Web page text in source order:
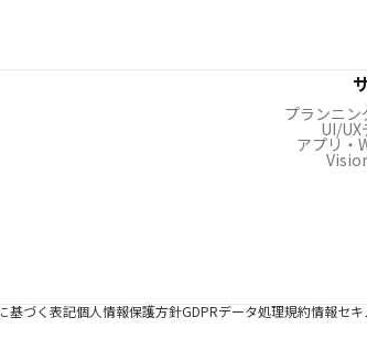
プランニン
UI/UX
アプリ・
基づく表記個人情報保護方針GDPRデータ処理規約情報セ